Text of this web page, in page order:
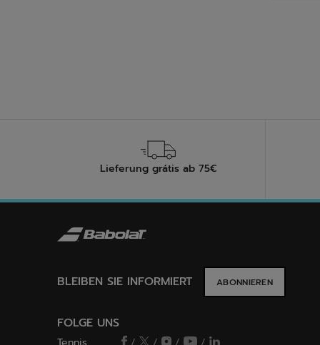
Lieferung grátis ab 75€
BLEIBEN SIE INFORMIERT ABONNIEREN
FOLGE UNS